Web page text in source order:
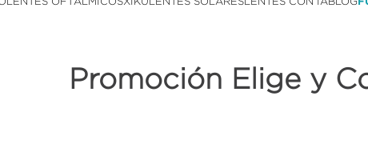
Promoción Elige y